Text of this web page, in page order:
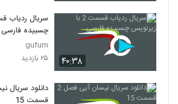
۴۰:۳۸
چسبیده فارسی
gufum
۲۵ بازدید
قسمت 15